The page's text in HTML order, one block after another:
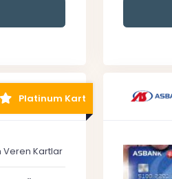
Platinum Kart
Veren Kartlar